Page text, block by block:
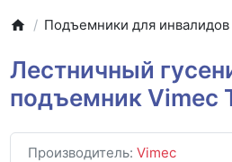
Подъемники для инвалидов
Лестничный
подъемник Vimec
Производитель: Vimec